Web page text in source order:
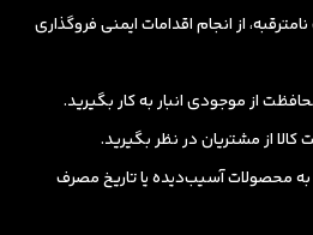
از انجام اقدامات ایمنی فروگذاری
از موجودی انبار به کار بگیرید.
از مشتریان در نظر بگیرید.
محصولات آسیب‌دیده یا تاریخ مصرف